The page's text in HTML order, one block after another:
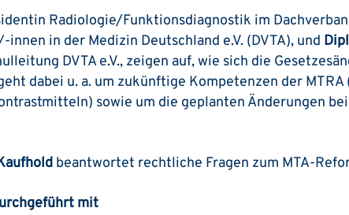
Radiologie/Funktionsdiagnostik im
in der Medizin Deutschland e.V. (DVTA), und
DVTA e.V., zeigen auf, wie sich die
dabei u. a. um zukünftige Kompetenzen der MTRA
sowie um die geplanten Änderungen
beantwortet rechtliche Fragen zum MTA-
mit